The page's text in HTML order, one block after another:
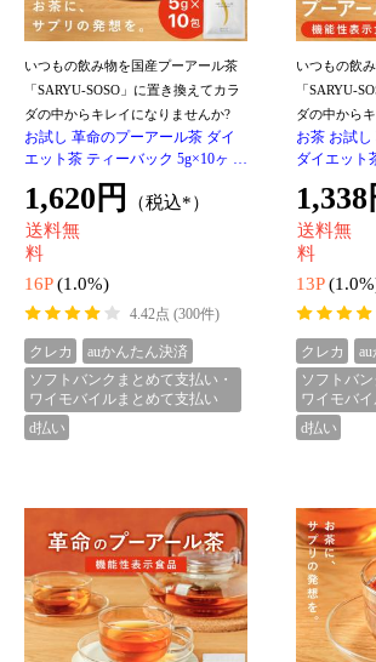
プーアール茶
ティーバッグ 水出し